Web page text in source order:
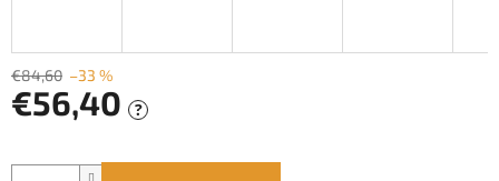
€84,60 –33 %
€56,40 ?
cena: